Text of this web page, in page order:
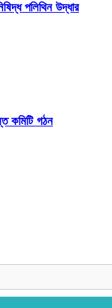
পলিথিন উদ্ধার
কমিটি গঠন